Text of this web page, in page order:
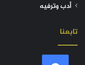
أدب وترفيه
تابعنا